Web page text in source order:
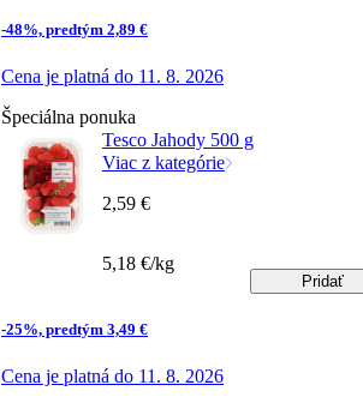
-48%, predtým 2,89 €
Cena je platná do 11. 8. 2026
Špeciálna ponuka
Tesco Jahody 500 g
Viac z kategórie
-25%, predtým 3,49 €
Cena je platná do 11. 8. 2026
2,59 €
5,18 €/kg
Pridať